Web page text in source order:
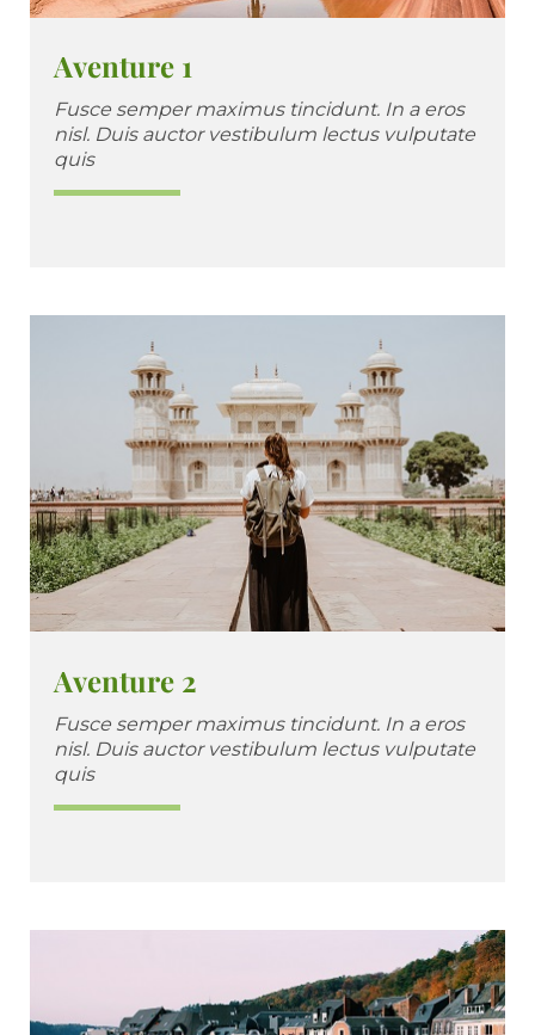
Aventure 1
Fusce semper maximus tincidunt. In a eros
nisl. Duis auctor vestibulum lectus vulputate
quis
Aventure 2
Fusce semper maximus tincidunt. In a eros
nisl. Duis auctor vestibulum lectus vulputate
quis